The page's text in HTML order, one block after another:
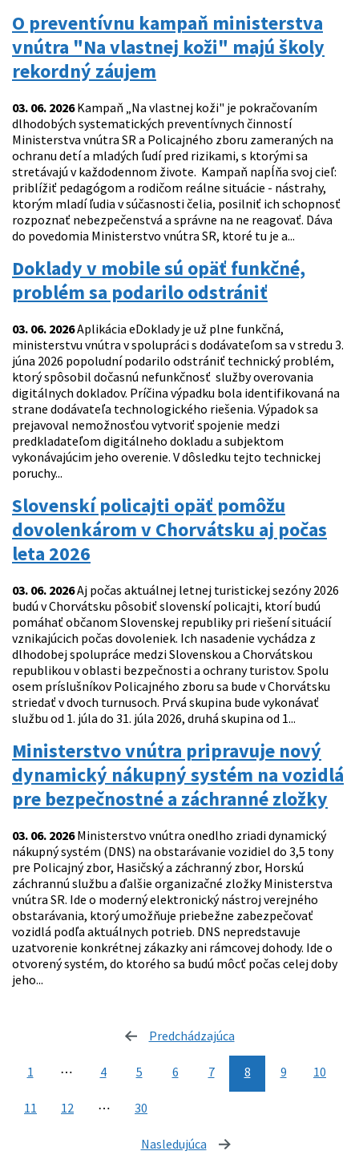
O preventívnu kampaň ministerstva
vnútra "Na vlastnej koži" majú školy
rekordný záujem
03. 06. 2026Kampaň „Na vlastnej koži" je pokračovaním
dlhodobých systematických preventívnych činností
Ministerstva vnútra SR a Policajného zboru zameraných na
ochranu detí a mladých ľudí pred rizikami, s ktorými sa
stretávajú v každodennom živote. Kampaň napĺňa svoj cieľ:
priblížiť pedagógom a rodičom reálne situácie - nástrahy,
ktorým mladí ľudia v súčasnosti čelia, posilniť ich schopnosť
rozpoznať nebezpečenstvá a správne na ne reagovať. Dáva
do povedomia Ministerstvo vnútra SR, ktoré tu je a...
Doklady v mobile sú opäť funkčné,
problém sa podarilo odstrániť
03. 06. 2026Aplikácia eDoklady je už plne funkčná,
ministerstvu vnútra v spolupráci s dodávateľom sa v stredu 3.
júna 2026 popoludní podarilo odstrániť technický problém,
ktorý spôsobil dočasnú nefunkčnosť služby overovania
digitálnych dokladov. Príčina výpadku bola identifikovaná na
strane dodávateľa technologického riešenia. Výpadok sa
prejavoval nemožnosťou vytvoriť spojenie medzi
predkladateľom digitálneho dokladu a subjektom
vykonávajúcim jeho overenie. V dôsledku tejto technickej
poruchy...
Slovenskí policajti opäť pomôžu
dovolenkárom v Chorvátsku aj počas
leta 2026
03. 06. 2026Aj počas aktuálnej letnej turistickej sezóny 2026
budú v Chorvátsku pôsobiť slovenskí policajti, ktorí budú
pomáhať občanom Slovenskej republiky pri riešení situácií
vznikajúcich počas dovoleniek. Ich nasadenie vychádza z
dlhodobej spolupráce medzi Slovenskou a Chorvátskou
republikou v oblasti bezpečnosti a ochrany turistov. Spolu
osem príslušníkov Policajného zboru sa bude v Chorvátsku
striedať v dvoch turnusoch. Prvá skupina bude vykonávať
službu od 1. júla do 31. júla 2026, druhá skupina od 1...
Ministerstvo vnútra pripravuje nový
dynamický nákupný systém na vozidlá
pre bezpečnostné a záchranné zložky
03. 06. 2026Ministerstvo vnútra onedlho zriadi dynamický
nákupný systém (DNS) na obstarávanie vozidiel do 3,5 tony
pre Policajný zbor, Hasičský a záchranný zbor, Horskú
záchrannú službu a ďalšie organizačné zložky Ministerstva
vnútra SR. Ide o moderný elektronický nástroj verejného
obstarávania, ktorý umožňuje priebežne zabezpečovať
vozidlá podľa aktuálnych potrieb. DNS nepredstavuje
uzatvorenie konkrétnej zákazky ani rámcovej dohody. Ide o
otvorený systém, do ktorého sa budú môcť počas celej doby
jeho...
Predchádzajúca
1 ⋯ 4 5 6 7 8 9 10
11 12 ⋯ 30
Nasledujúca stránka